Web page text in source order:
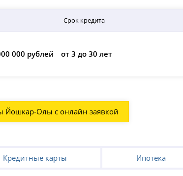
Срок кредита
000 рублей от 3 до 30 лет
Йошкар-Олы с онлайн заявкой
Кредитные карты Ипотека